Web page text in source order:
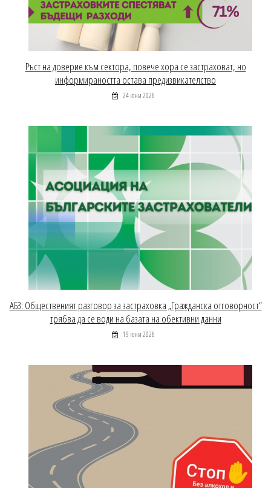
Ръст на доверие към сектора, повече хора се застраховат, но
информираността остава предизвикателство
24 юни 2026
АБЗ: Общественият разговор за застраховка „Гражданска отговорност“
трябва да се води на базата на обективни данни
19 юни 2026